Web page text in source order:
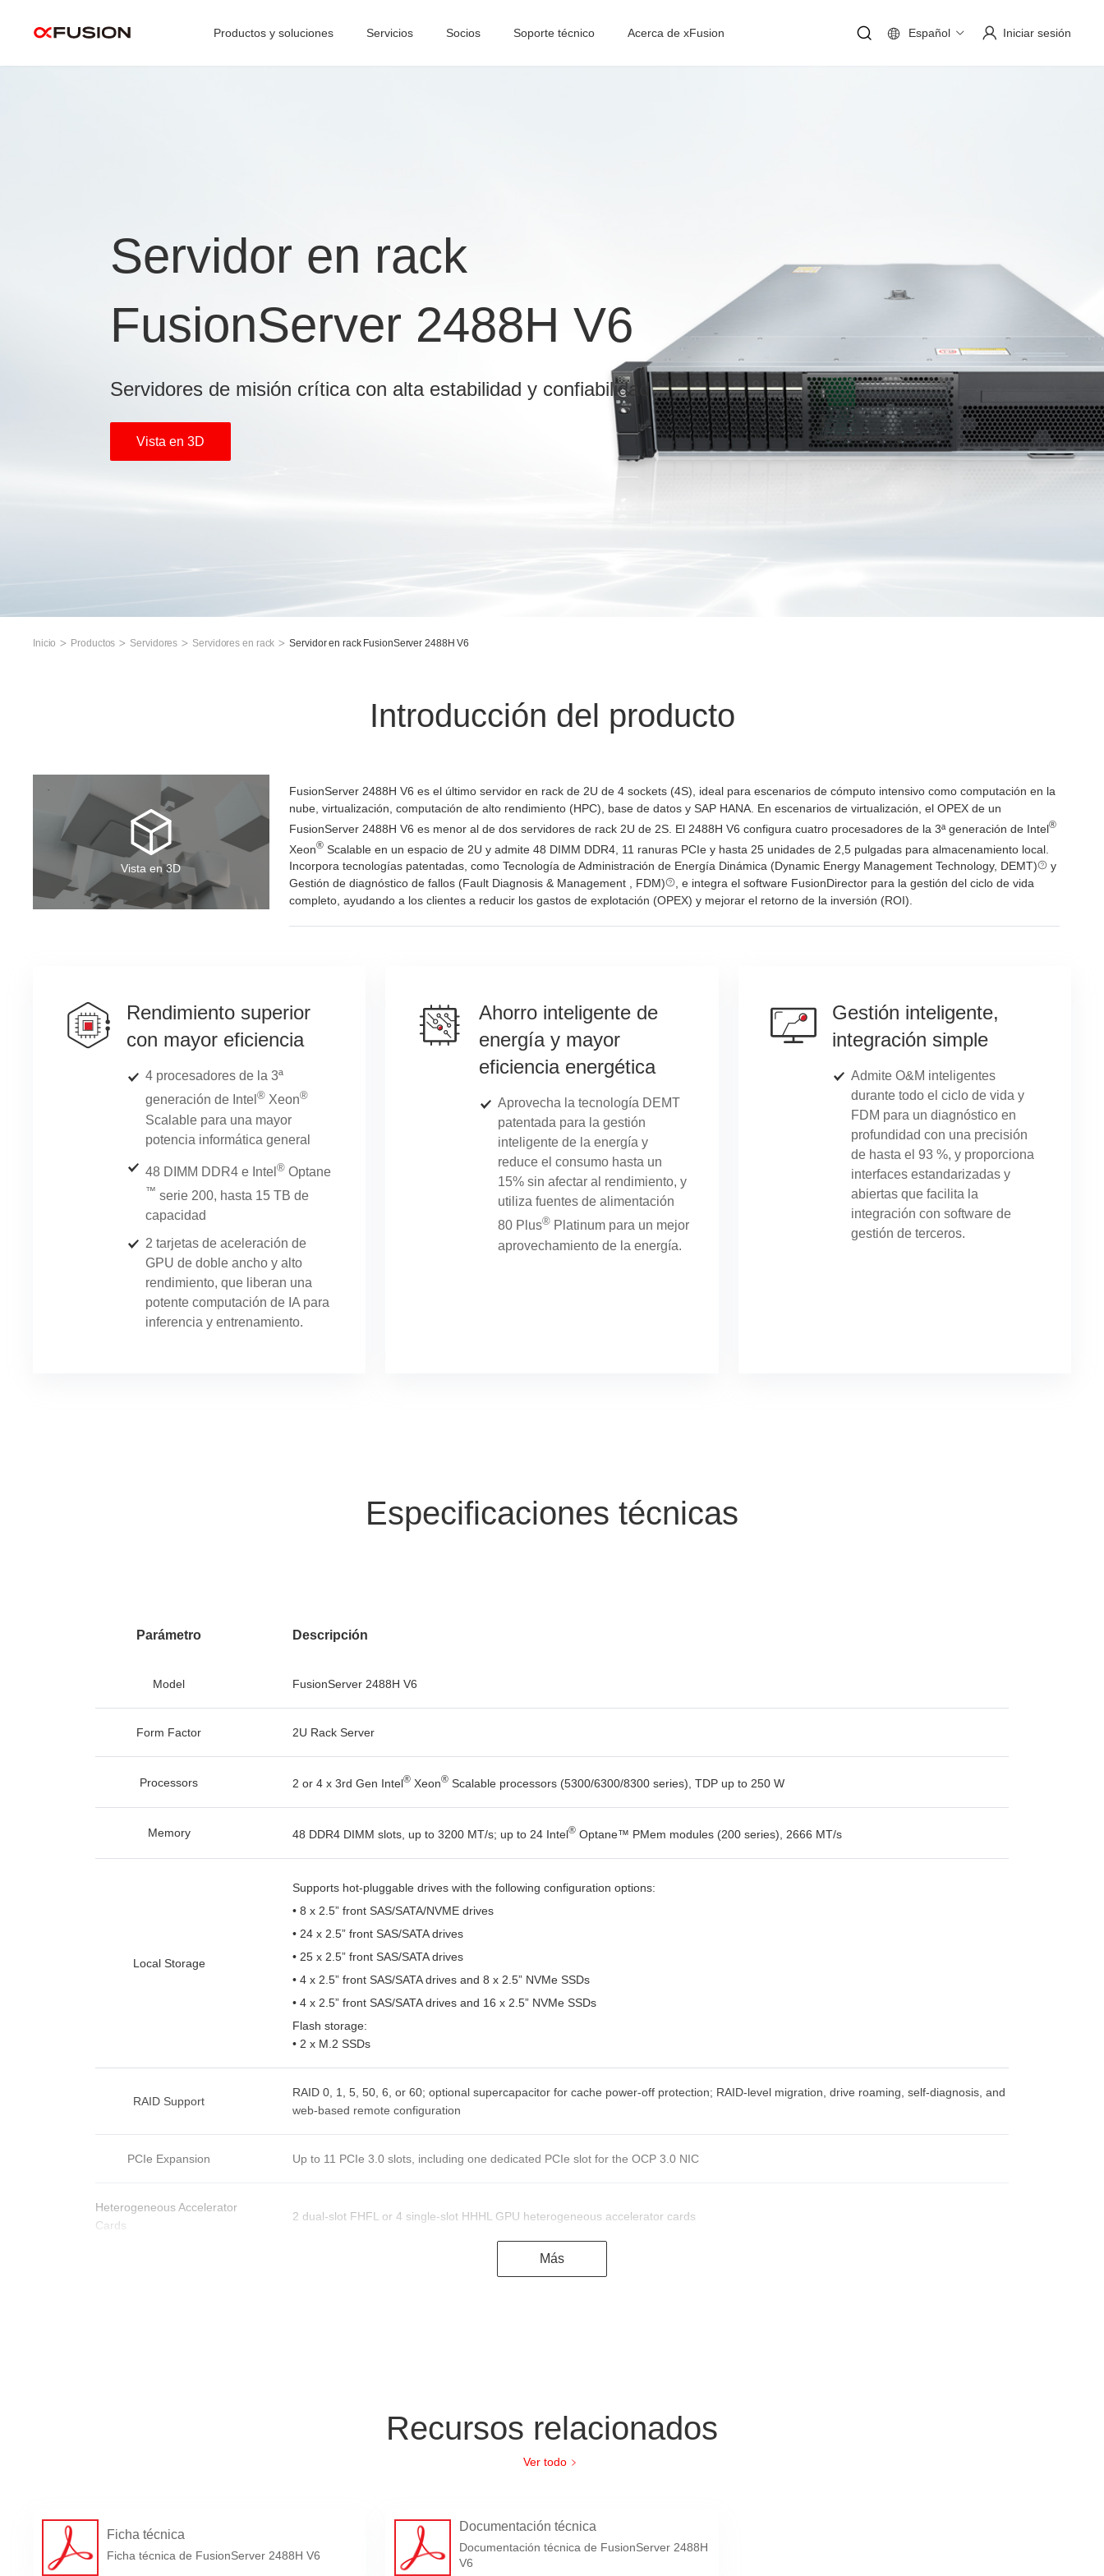
Productos y soluciones Servicios Socios Soporte técnico Acerca de xFusion Español Iniciar sesión
Servidor en rack
FusionServer 2488H V6
Servidores de misión crítica con alta estabilidad y confiabilidad
Vista en 3D
Inicio Productos Servidores Servidores en rack Servidor en rack FusionServer 2488H V6
Introducción del producto
Vista en 3D
FusionServer 2488H V6 es el último servidor en rack de 2U de 4 sockets (4S), ideal para escenarios de cómputo intensivo como computación en la
nube, virtualización, computación de alto rendimiento (HPC), base de datos y SAP HANA. En escenarios de virtualización, el OPEX de un
FusionServer 2488H V6 es menor al de dos servidores de rack 2U de 2S. El 2488H V6 configura cuatro procesadores de la 3ª generación de Intel®
Xeon®Scalable en un espacio de 2U y admite 48 DIMM DDR4, 11 ranuras PCIe y hasta 25 unidades de 2,5 pulgadas para almacenamiento local.
Incorpora tecnologías patentadas, como Tecnología de Administración de Energía Dinámica (Dynamic Energy Management Technology, DEMT)
y
Gestión de diagnóstico de fallos (Fault Diagnosis & Management , FDM)
, e integra el software FusionDirector para la gestión del ciclo de vida
completo, ayudando a los clientes a reducir los gastos de explotación (OPEX) y mejorar el retorno de la inversión (ROI).
Rendimiento superior
con mayor eficiencia
4 procesadores de la 3ª
generación de Intel ® Xeon®
Scalable para una mayor
potencia informática general
48 DIMM DDR4 e Intel ® Optane
™ serie 200, hasta 15 TB de
capacidad
2 tarjetas de aceleración de
GPU de doble ancho y alto
rendimiento, que liberan una
potente computación de IA para
inferencia y entrenamiento.
Ahorro inteligente de
energía y mayor
eficiencia energética
Aprovecha la tecnología DEMT
patentada para la gestión
inteligente de la energía y
reduce el consumo hasta un
15% sin afectar al rendimiento, y
utiliza fuentes de alimentación
80 Plus® Platinum para un mejor
aprovechamiento de la energía.
Gestión inteligente,
integración simple
Admite O&M inteligentes
durante todo el ciclo de vida y
FDM para un diagnóstico en
profundidad con una precisión
de hasta el 93 %, y proporciona
interfaces estandarizadas y
abiertas que facilita la
integración con software de
gestión de terceros.
Especificaciones técnicas
Parámetro Descripción
Model FusionServer 2488H V6
Form Factor 2U Rack Server
Processors 2 or 4 x 3rd Gen Intel®Xeon®Scalable processors (5300/6300/8300 series), TDP up to 250 W
Memory 48 DDR4 DIMM slots, up to 3200 MT/s; up to 24 Intel®Optane™ PMem modules (200 series), 2666 MT/s
Local Storage
Supports hot-pluggable drives with the following configuration options:
• 8 x 2.5” front SAS/SATA/NVME drives
• 24 x 2.5” front SAS/SATA drives
• 25 x 2.5” front SAS/SATA drives
• 4 x 2.5” front SAS/SATA drives and 8 x 2.5” NVMe SSDs
• 4 x 2.5” front SAS/SATA drives and 16 x 2.5” NVMe SSDs
Flash storage:
• 2 x M.2 SSDs
RAID Support
RAID 0, 1, 5, 50, 6, or 60; optional supercapacitor for cache power-off protection; RAID-level migration, drive roaming, self-diagnosis, and
web-based remote configuration
PCIe Expansion Up to 11 PCIe 3.0 slots, including one dedicated PCIe slot for the OCP 3.0 NIC
Heterogeneous Accelerator
Cards
2 dual-slot FHFL or 4 single-slot HHHL GPU heterogeneous accelerator cards
6 hot-swappable fan modules in N+1 redundancy mode
3000 W (input: 230 V to 240 V AC)
• 2000 W AC Platinum PSUs
1800 W (input: 200 V to 220 V AC, or 192 V to 200 V DC)
• 1500 W HVDC PSUs (input: 260 V to 400 V AC)
• 1500 W 380V HVDC PSUs (input: 260 V to 400 V DC)
Más
Recursos relacionados
Ver todo
Ficha técnica
Ficha técnica de FusionServer 2488H V6
Documentación técnica
Documentación técnica de FusionServer 2488H
V6